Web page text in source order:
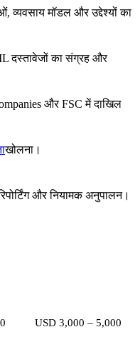
मॉडल और उद्देश्यों का
दस्तावेजों का संग्रह और
और FSC में दाखिल
खोलना।
और नियामक अनुपालन।
USD 3,000 – 5,000